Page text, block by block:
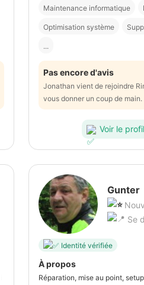
Maintenance informatique
Optimisation système
...
Pas encore d'avis
Jonathan vient de rejoindre
vous donner un coup de main.
Voir le profil
Gunter
Se
Identité vérifiée
À propos
Réparation, mise au point,